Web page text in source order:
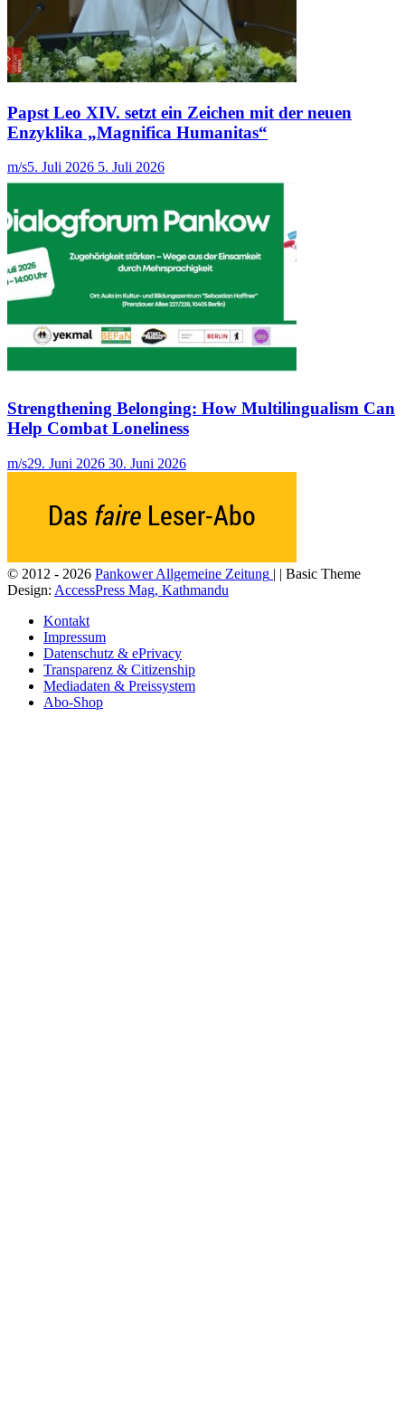
Papst Leo XIV. setzt ein Zeichen mit der neuen
Enzyklika „Magnifica Humanitas“
m/s5. Juli 2026 5. Juli 2026
Strengthening Belonging: How Multilingualism Can
Help Combat Loneliness
m/s29. Juni 2026 30. Juni 2026
© 2012 - 2026 Pankower Allgemeine Zeitung | | Basic Theme
Design: AccessPress Mag, Kathmandu
Kontakt
Impressum
Datenschutz & ePrivacy
Transparenz & Citizenship
Mediadaten & Preissystem
Abo-Shop